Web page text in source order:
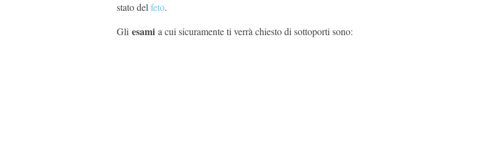
stato del feto.
Gli esami a cui sicuramente ti verrà chiesto di sottoporti sono: